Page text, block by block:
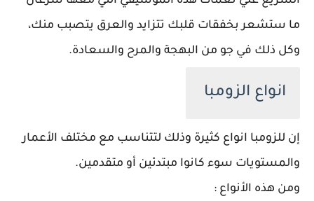
ما ستشعر بخفقات قلبك تتزايد والعرق يتصبب منك،
وكل ذلك في جو من البهجة والمرح والسعادة.
انواع الزومبا
إن للزومبا انواع كثيرة وذلك لتتناسب مع مختلف الأعمار
والمستويات سوء كانوا مبتدئين أو متقدمين.
ومن هذه الأنواع :